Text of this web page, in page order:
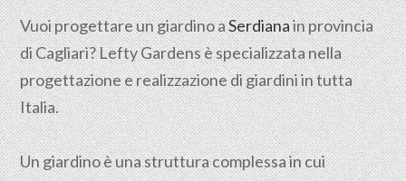
Vuoi progettare un giardino aSerdianain provincia
diCagliari? Lefty Gardens è specializzata nella
progettazione e realizzazione di giardini in tutta
Italia.
Un giardino è una struttura complessa in cui